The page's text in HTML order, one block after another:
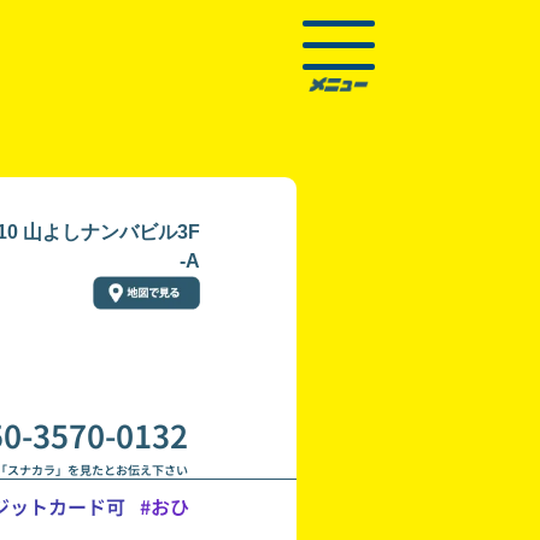
山よしナンバビル3F
-A
3570-0132
スナカラ」を見たとお伝え下さい
ットカード可 #おひ